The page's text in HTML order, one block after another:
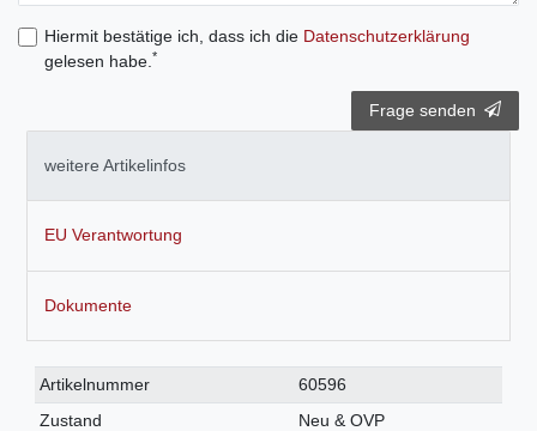
Hiermit bestätige ich, dass ich die Daten­schutz­erklärung
gelesen habe. *
Frage senden
weitere Artikelinfos
EU Verantwortung
Dokumente
Technisches
Merkmal
Wert
Artikelnummer
60596
Zustand
Neu & OVP